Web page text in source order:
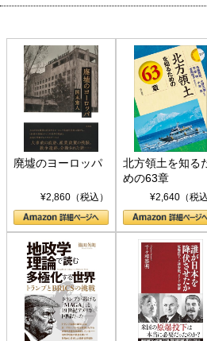
廃墟のヨーロッパ
¥2,860（税込）
北方領土を知る
めの63章
¥2,640（税込